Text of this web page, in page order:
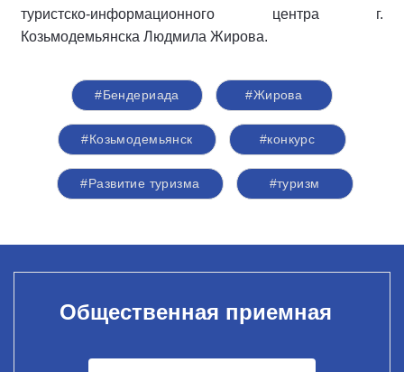
туристско-информационного центра г.
Козьмодемьянска Людмила Жирова.
#Бендериада #Жирова
#Козьмодемьянск #конкурс
#Развитие туризма #туризм
Общественная приемная